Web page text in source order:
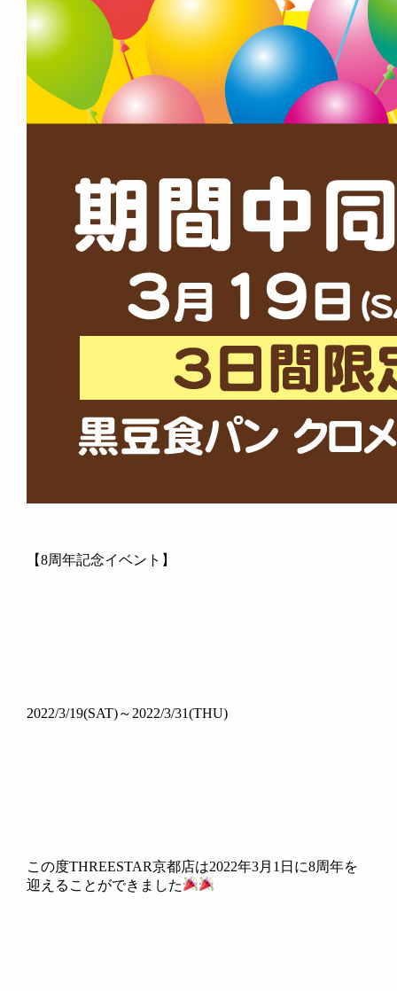
【8周年記念イベント】
2022/3/19(SAT)～2022/3/31(THU)
この度THREESTAR京都店は2022年3月1日に8周年を
迎えることができました